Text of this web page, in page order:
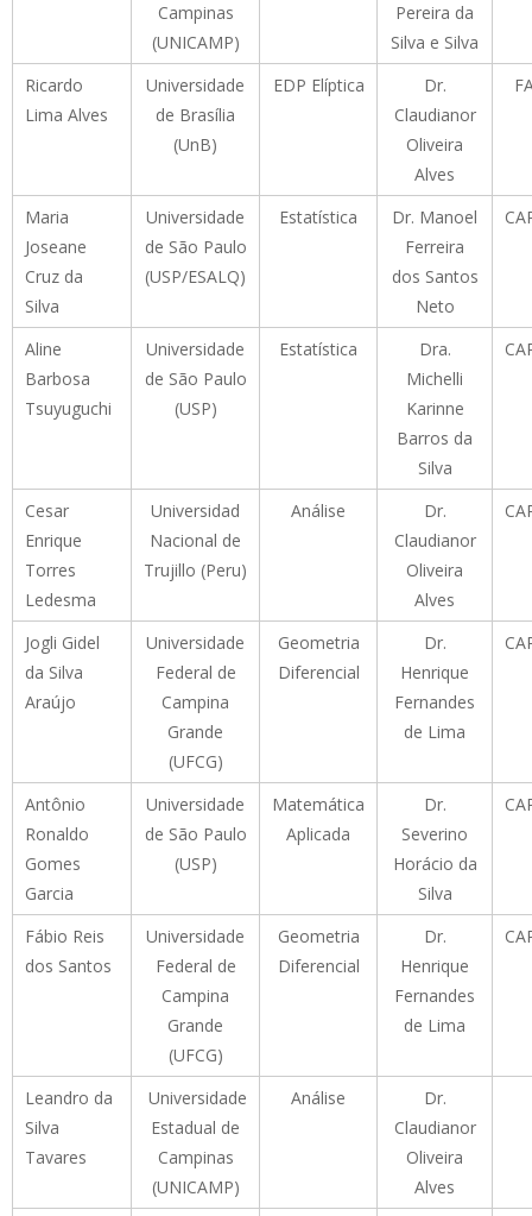
Campinas
(UNICAMP)
Pereira da
Silva e Silva
Ricardo
Lima Alves
Universidade
de Brasília
(UnB)
EDP Elíptica
Dr.
Claudianor
Oliveira
Alves
Maria
Joseane
Cruz da
Silva
Universidade
de São Paulo
(USP/ESALQ)
Estatística
Dr. Manoel
Ferreira
dos Santos
Neto
Aline
Barbosa
Tsuyuguchi
Universidade
de São Paulo
(USP)
Estatística
Dra.
Michelli
Karinne
Barros da
Silva
Cesar
Enrique
Torres
Ledesma
Universidad
Nacional de
Trujillo (Peru)
Análise
Dr.
Claudianor
Oliveira
Alves
Jogli Gidel
da Silva
Araújo
Universidade
Federal de
Campina
Grande
(UFCG)
Geometria
Diferencial
Dr.
Henrique
Fernandes
de Lima
Antônio
Ronaldo
Gomes
Garcia
Universidade
de São Paulo
(USP)
Matemática
Aplicada
Dr.
Severino
Horácio da
Silva
Fábio Reis
dos Santos
Universidade
Federal de
Campina
Grande
(UFCG)
Geometria
Diferencial
Dr.
Henrique
Fernandes
de Lima
Leandro da
Silva
Tavares
Universidade
Estadual de
Campinas
(UNICAMP)
Análise
Dr.
Claudianor
Oliveira
Alves